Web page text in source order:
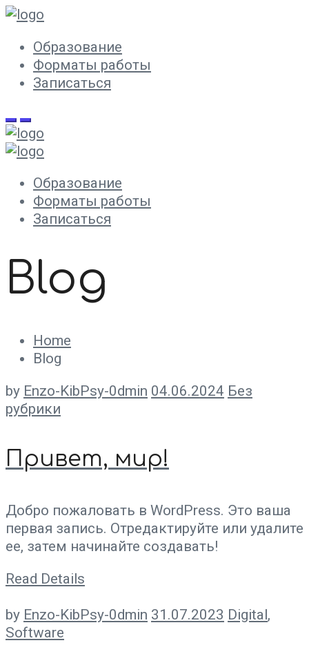
Образование
Форматы работы
Записаться
Образование
Форматы работы
Записаться
Blog
Home
Blog
by Enzo-KibPsy-0dmin 04.06.2024 Без
рубрики
Привет, мир!
Добро пожаловать в WordPress. Это ваша
первая запись. Отредактируйте или удалите
ее, затем начинайте создавать!
Read Details
by Enzo-KibPsy-0dmin 31.07.2023 Digital,
Software